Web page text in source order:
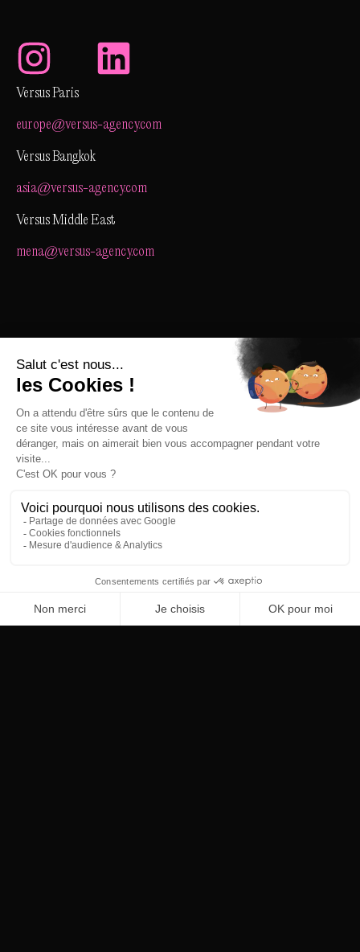
Versus Paris
europe@versus-agency.com
Versus Bangkok
asia@versus-agency.com
Versus Middle East
mena@versus-agency.com
Mentions Légales
Tous droits réservés